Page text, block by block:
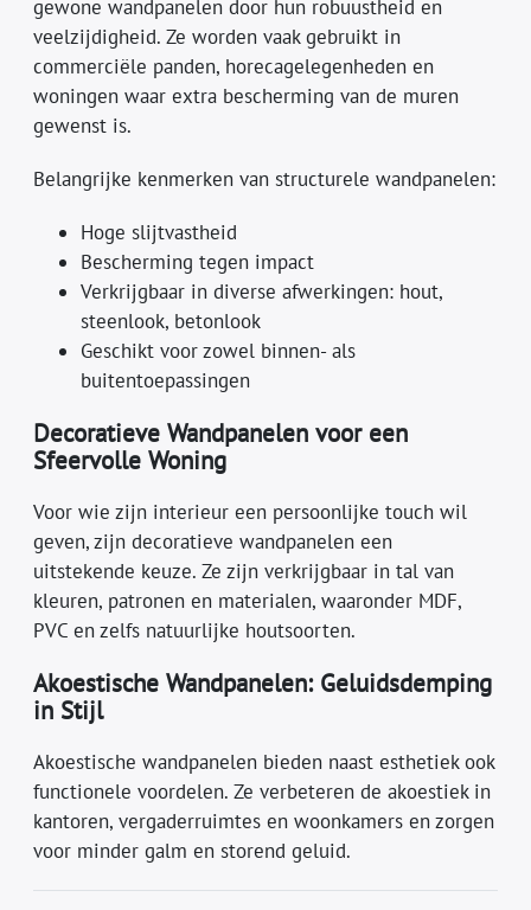
gewone wandpanelen door hun robuustheid en
veelzijdigheid. Ze worden vaak gebruikt in
commerciële panden, horecagelegenheden en
woningen waar extra bescherming van de muren
gewenst is.
Belangrijke kenmerken van structurele wandpanelen:
Hoge slijtvastheid
Bescherming tegen impact
Verkrijgbaar in diverse afwerkingen: hout,
steenlook, betonlook
Geschikt voor zowel binnen- als
buitentoepassingen
Decoratieve Wandpanelen voor een
Sfeervolle Woning
Voor wie zijn interieur een persoonlijke touch wil
geven, zijn decoratieve wandpanelen een
uitstekende keuze. Ze zijn verkrijgbaar in tal van
kleuren, patronen en materialen, waaronder MDF,
PVC en zelfs natuurlijke houtsoorten.
Akoestische Wandpanelen: Geluidsdemping
in Stijl
Akoestische wandpanelen bieden naast esthetiek ook
functionele voordelen. Ze verbeteren de akoestiek in
kantoren, vergaderruimtes en woonkamers en zorgen
voor minder galm en storend geluid.